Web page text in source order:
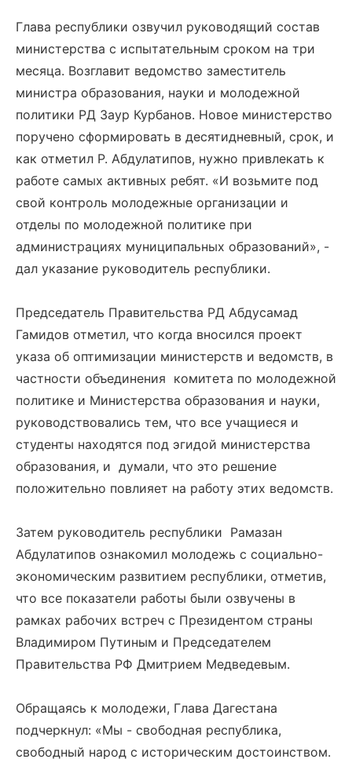
Глава республики озвучил руководящий состав
министерства с испытательным сроком на три
месяца. Возглавит ведомство заместитель
министра образования, науки и молодежной
политики РД Заур Курбанов. Новое министерство
поручено сформировать в десятидневный, срок, и
как отметил Р. Абдулатипов, нужно привлекать к
работе самых активных ребят. «И возьмите под
свой контроль молодежные организации и
отделы по молодежной политике при
администрациях муниципальных образований», -
дал указание руководитель республики.
Председатель Правительства РД Абдусамад
Гамидов отметил, что когда вносился проект
указа об оптимизации министерств и ведомств, в
частности объединения комитета по молодежной
политике и Министерства образования и науки,
руководствовались тем, что все учащиеся и
студенты находятся под эгидой министерства
образования, и думали, что это решение
положительно повлияет на работу этих ведомств.
Затем руководитель республики Рамазан
Абдулатипов ознакомил молодежь с социально-
экономическим развитием республики, отметив,
что все показатели работы были озвучены в
рамках рабочих встреч с Президентом страны
Владимиром Путиным и Председателем
Правительства РФ Дмитрием Медведевым.
Обращаясь к молодежи, Глава Дагестана
подчеркнул: «Мы - свободная республика,
свободный народ с историческим достоинством.